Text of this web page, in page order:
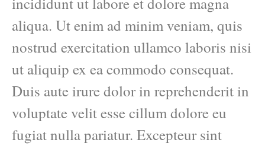
aliqua. Ut enim ad minim veniam, quis
nostrud exercitation ullamco laboris nisi
ut aliquip ex ea commodo consequat.
Duis aute irure dolor in reprehenderit in
voluptate velit esse cillum dolore eu
fugiat nulla pariatur. Excepteur sint